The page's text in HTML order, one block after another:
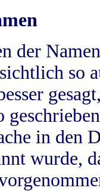
der
so
in
wurde,